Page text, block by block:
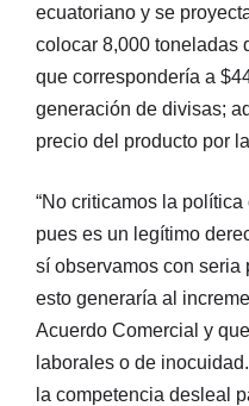
ecuatoriano y se
colocar 8,000 toneladas
que correspondería a
generación de divisas;
precio del producto por
“No criticamos la
pues es un legítimo
sí observamos con seria
esto generaría al
Acuerdo Comercial y
laborales o de
la competencia desleal